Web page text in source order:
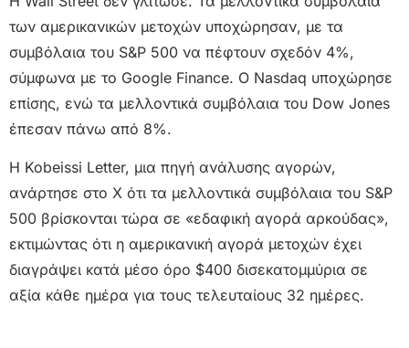
των αμερικανικών μετοχών υποχώρησαν, με τα
συμβόλαια του S&P 500 να πέφτουν σχεδόν 4%,
σύμφωνα με το Google Finance. Ο Nasdaq υποχώρησε
επίσης, ενώ τα μελλοντικά συμβόλαια του Dow Jones
έπεσαν πάνω από 8%.
Η Kobeissi Letter, μια πηγή ανάλυσης αγορών,
ανάρτησε στο X ότι τα μελλοντικά συμβόλαια του S&P
500 βρίσκονται τώρα σε «εδαφική αγορά αρκούδας»,
εκτιμώντας ότι η αμερικανική αγορά μετοχών έχει
διαγράψει κατά μέσο όρο $400 δισεκατομμύρια σε
αξία κάθε ημέρα για τους τελευταίους 32 ημέρες.